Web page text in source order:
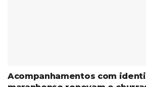
Acompanhamentos com